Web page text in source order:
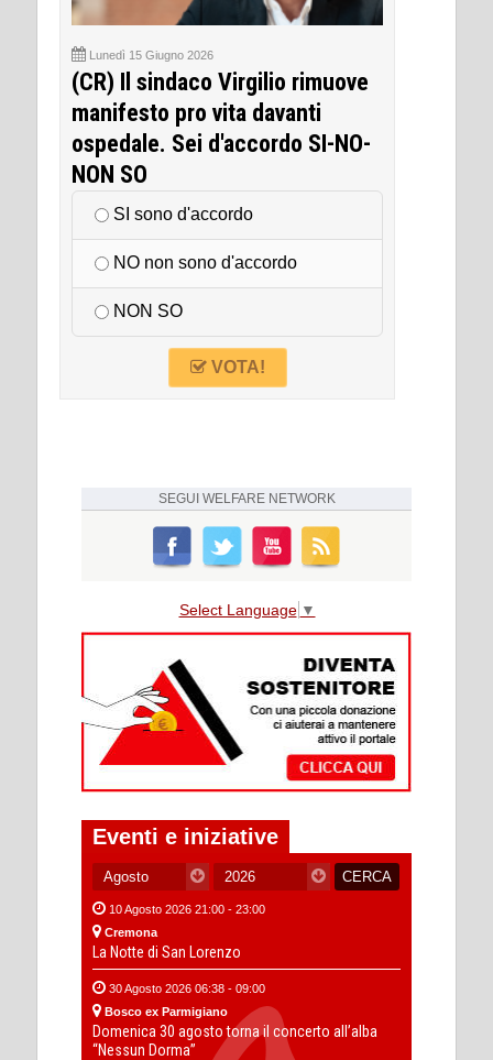
Lunedì 15 Giugno 2026
(CR) Il sindaco Virgilio rimuove
manifesto pro vita davanti
ospedale. Sei d'accordo SI-NO-
NON SO
SI sono d'accordo
NO non sono d'accordo
NON SO
VOTA!
SEGUI WELFARE NETWORK
Select Language ▼
Eventi e iniziative
10 Agosto 2026 21:00 - 23:00
Cremona
La Notte di San Lorenzo
30 Agosto 2026 06:38 - 09:00
Bosco ex Parmigiano
Domenica 30 agosto torna il concerto all’alba
“Nessun Dorma”